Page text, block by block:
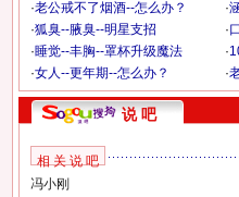
·老公戒不了烟酒--怎么办？ ·
·狐臭--腋臭--明星支招 ·
·睡觉--丰胸--罩杯升级魔法 ·
·女人--更年期--怎么办？ ·
说 吧
相 关 说 吧
冯小刚